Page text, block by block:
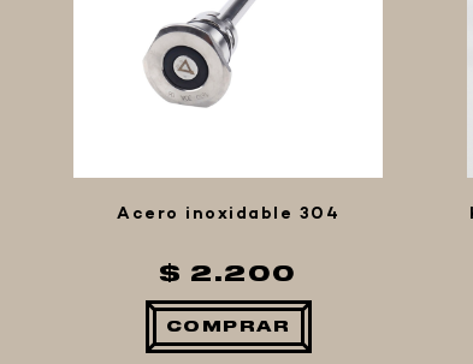
Acero inoxidable 304
$ 2.200
COMPRAR